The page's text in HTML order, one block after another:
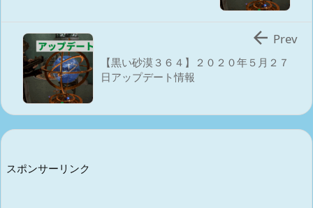
【黒い砂漠３６４】２０２０年５月２７
日アップデート情報
 Prev
スポンサーリンク